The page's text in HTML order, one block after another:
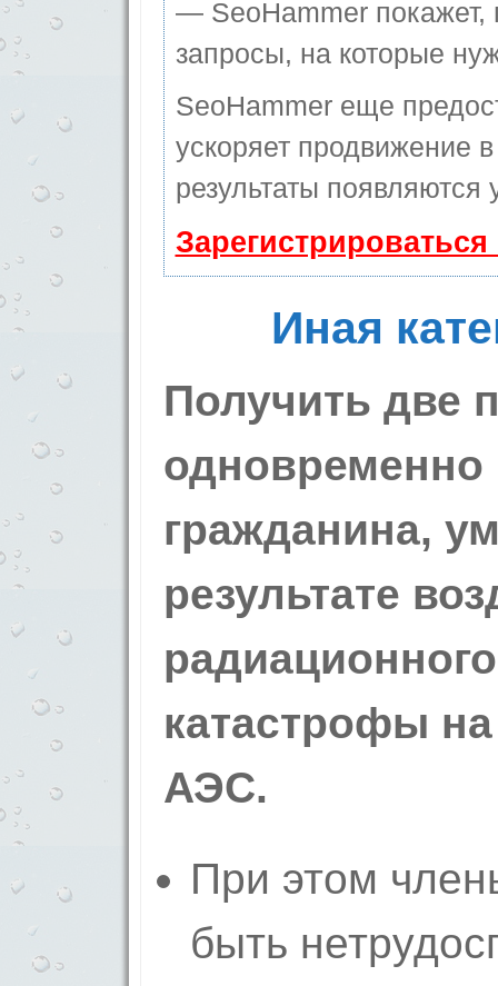
— SeoHammer покажет,
запросы, на которые
SeoHammer еще
ускоряет продвижение
результаты
Иная
Получить две
одновременно
гражданина,
результате
катастрофы
АЭС.
При этом
быть